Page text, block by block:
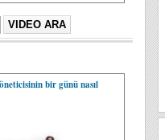
bir günü nasıl